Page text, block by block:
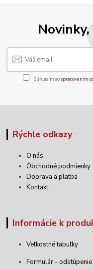
Súhlasím sospracovaním
Rýchle odkazy
O nás
Obchodné podmienky
Doprava a platba
Kontakt
Informácie k
Veľkostné tabuľky
Formulár -